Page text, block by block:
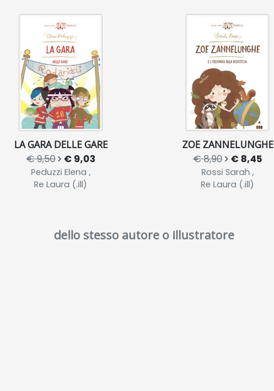
LA GARA DELLE GARE
€ 9,50 € 9,03
Peduzzi Elena ,
Re Laura (.ill)
ZOE ZANNELUNGHE
€ 8,90 € 8,45
Rossi Sarah ,
Re Laura (.ill)
dello stesso autore o illustratore